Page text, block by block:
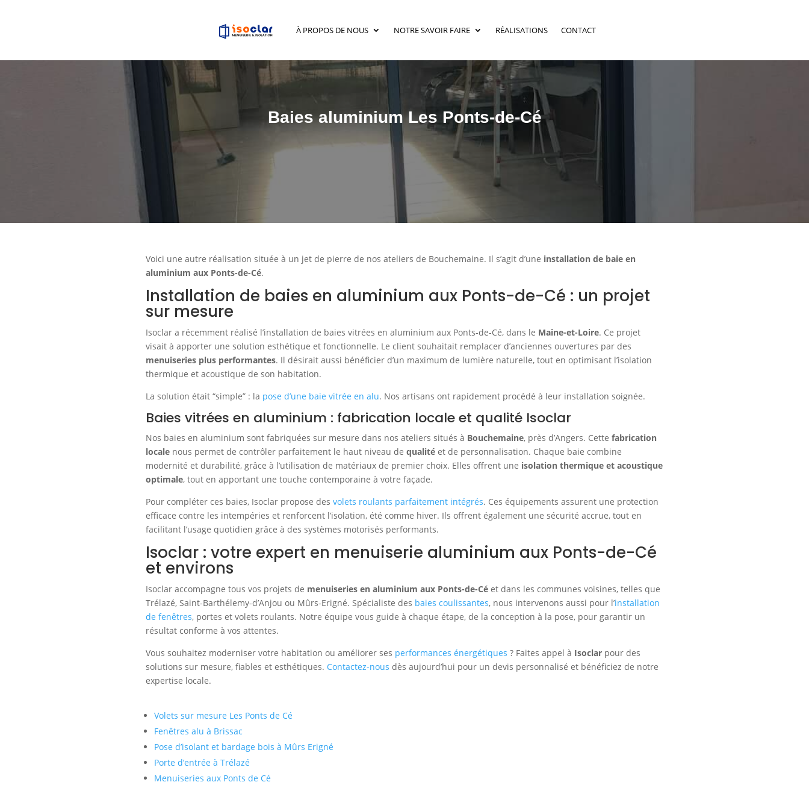
À PROPOS DE NOUS NOTRE SAVOIR FAIRE RÉALISATIONS CONTACT
Baies aluminium Les Ponts-de-Cé
Voici une autre réalisation située à un jet de pierre de nos ateliers de Bouchemaine. Il s’agit d’une installation de baie en
aluminium aux Ponts-de-Cé.
Installation de baies en aluminium aux Ponts-de-Cé : un projet
sur mesure
Isoclar a récemment réalisé l’installation de baies vitrées en aluminium aux Ponts-de-Cé, dans le Maine-et-Loire. Ce projet
visait à apporter une solution esthétique et fonctionnelle. Le client souhaitait remplacer d’anciennes ouvertures par des
menuiseries plus performantes. Il désirait aussi bénéficier d’un maximum de lumière naturelle, tout en optimisant l’isolation
thermique et acoustique de son habitation.
La solution était “simple” : la pose d’une baie vitrée en alu. Nos artisans ont rapidement procédé à leur installation soignée.
Baies vitrées en aluminium : fabrication locale et qualité Isoclar
Nos baies en aluminium sont fabriquées sur mesure dans nos ateliers situés à Bouchemaine, près d’Angers. Cette fabrication
localenous permet de contrôler parfaitement le haut niveau de qualitéet de personnalisation. Chaque baie combine
modernité et durabilité, grâce à l’utilisation de matériaux de premier choix. Elles offrent une isolation thermique et acoustique
optimale, tout en apportant une touche contemporaine à votre façade.
Pour compléter ces baies, Isoclar propose des volets roulants parfaitement intégrés. Ces équipements assurent une protection
efficace contre les intempéries et renforcent l’isolation, été comme hiver. Ils offrent également une sécurité accrue, tout en
facilitant l’usage quotidien grâce à des systèmes motorisés performants.
Isoclar : votre expert en menuiserie aluminium aux Ponts-de-Cé
et environs
Isoclar accompagne tous vos projets de menuiseries en aluminium aux Ponts-de-Céet dans les communes voisines, telles que
Trélazé, Saint-Barthélemy-d’Anjou ou Mûrs-Erigné. Spécialiste des baies coulissantes, nous intervenons aussi pour l’installation
de fenêtres, portes et volets roulants. Notre équipe vous guide à chaque étape, de la conception à la pose, pour garantir un
résultat conforme à vos attentes.
Vous souhaitez moderniser votre habitation ou améliorer ses performances énergétiques ? Faites appel à Isoclarpour des
solutions sur mesure, fiables et esthétiques. Contactez-nous dès aujourd’hui pour un devis personnalisé et bénéficiez de notre
expertise locale.
Volets sur mesure Les Ponts de Cé
Fenêtres alu à Brissac
Pose d’isolant et bardage bois à Mûrs Erigné
Porte d’entrée à Trélazé
Menuiseries aux Ponts de Cé